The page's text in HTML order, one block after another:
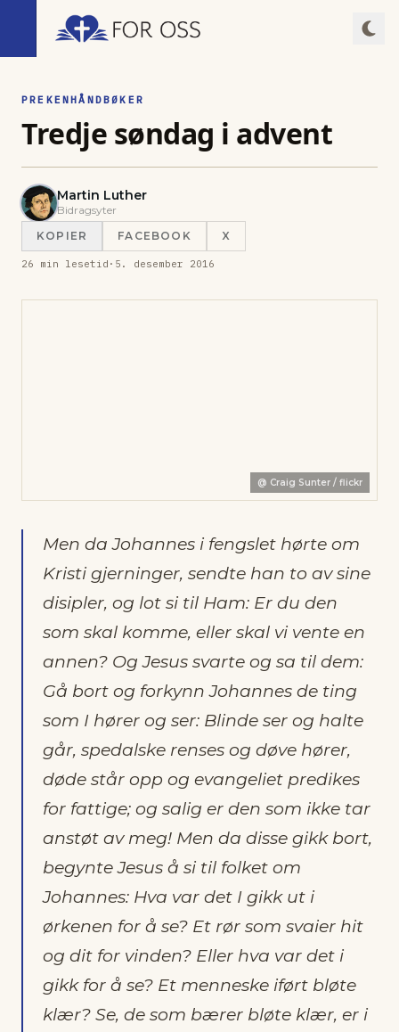
PREKENHÅNDBØKER
Tredje søndag i advent
Martin Luther
Bidragsyter
KOPIER
FACEBOOK X
26 min lesetid · 5. desember 2016
@ Craig Sunter / flickr
Men da Johannes i fengslet hørte om
Kristi gjerninger, sendte han to av sine
disipler, og lot si til Ham: Er du den
som skal komme, eller skal vi vente en
annen? Og Jesus svarte og sa til dem:
Gå bort og forkynn Johannes de ting
som I hører og ser: Blinde ser og halte
går, spedalske renses og døve hører,
døde står opp og evangeliet predikes
for fattige; og salig er den som ikke tar
anstøt av meg! Men da disse gikk bort,
begynte Jesus å si til folket om
Johannes: Hva var det I gikk ut i
ørkenen for å se? Et rør som svaier hit
og dit for vinden? Eller hva var det i
gikk for å se? Et menneske iført bløte
klær? Se, de som bærer bløte klær, er i